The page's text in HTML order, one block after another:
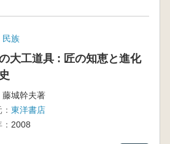
民族
大工道具 : 匠の知恵と進化
藤城幹夫著
東洋書店
2008